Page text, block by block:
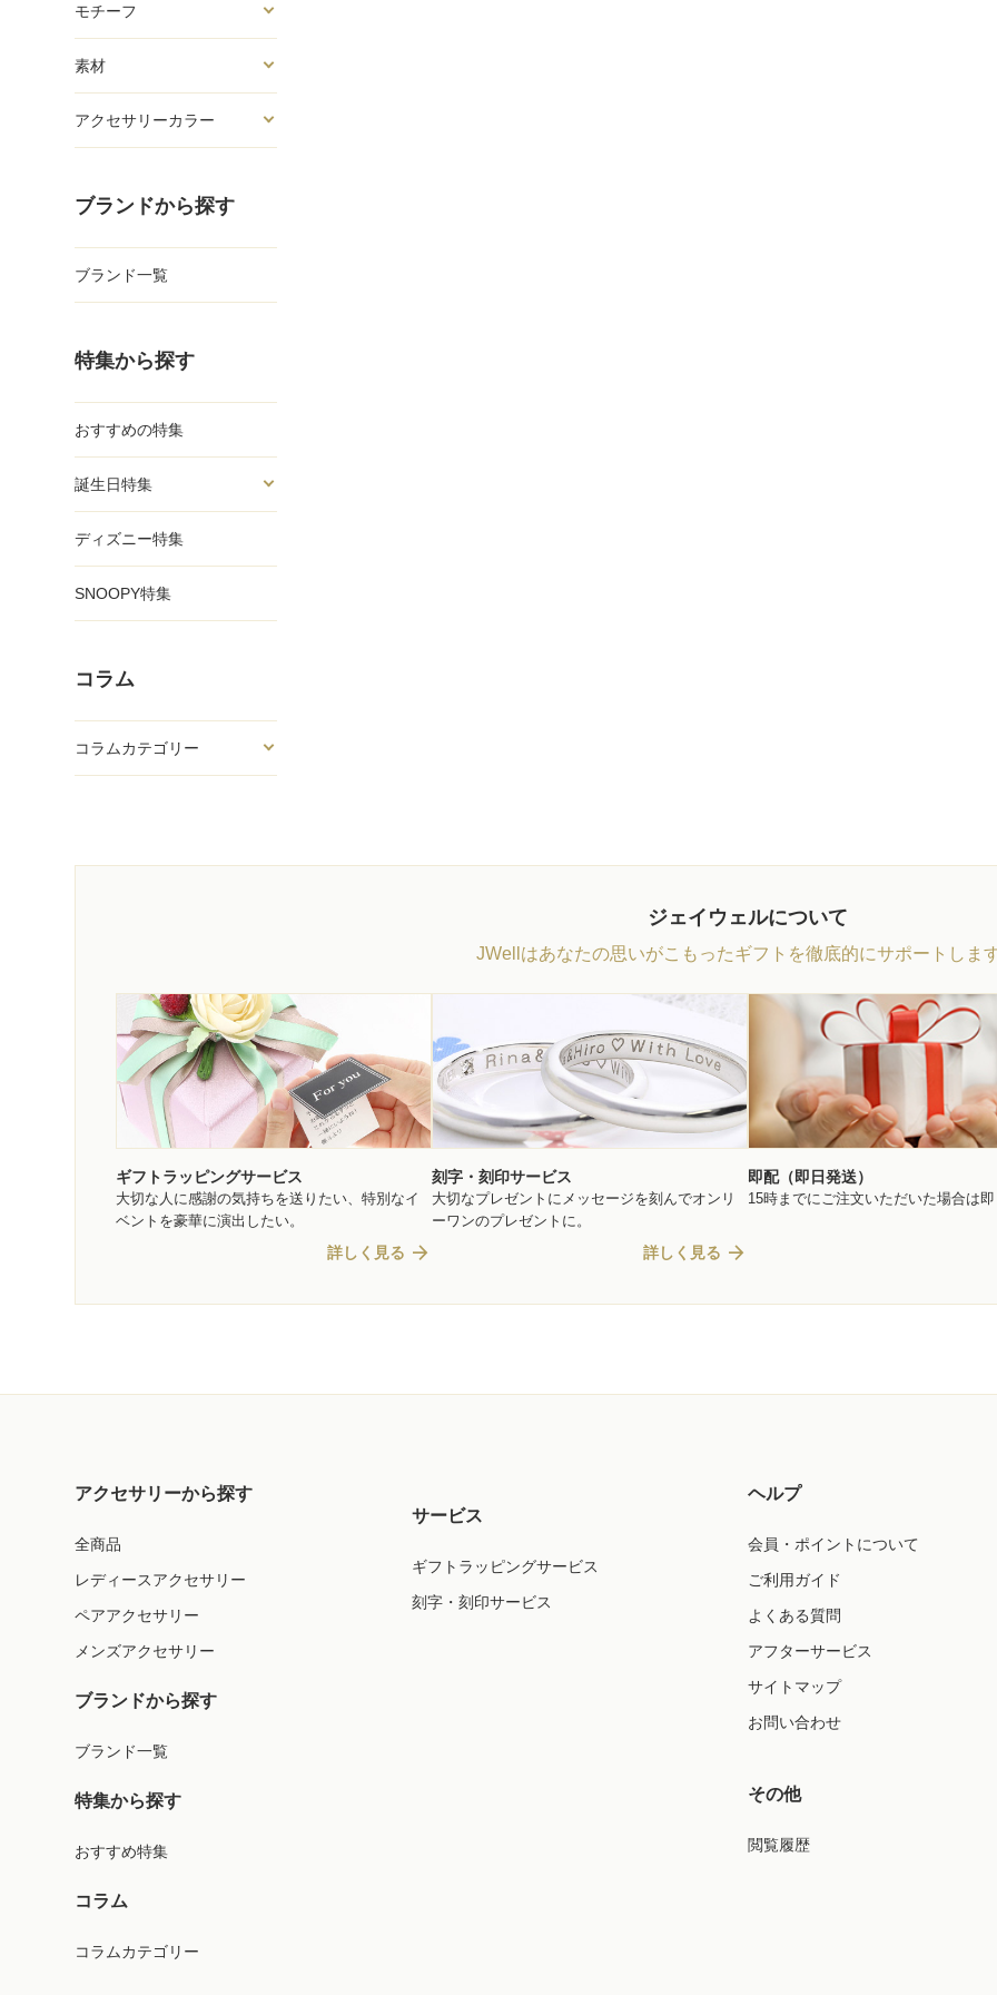
モチーフ
素材
アクセサリーカラー
ブランドから探す
ブランド一覧
特集から探す
おすすめの特集
誕生日特集
ディズニー特集
SNOOPY特集
コラム
コラムカテゴリー
ジェイウェルについて
JWellはあなたの思いがこもったギフトを徹底的にサポートしま
ギフトラッピングサービス
大切な人に感謝の気持ちを送りたい、特別なイ
ベントを豪華に演出したい。
詳しく見る arrow_forward
刻字・刻印サービス
大切なプレゼントにメッセージを刻んでオンリ
ーワンのプレゼントに。
詳しく見る arrow_forward
即配（即日発送）
15時までにご注文いただいた場合は
アクセサリーから探す
全商品
レディースアクセサリー
ペアアクセサリー
メンズアクセサリー
ブランドから探す
ブランド一覧
特集から探す
おすすめ特集
コラム
コラムカテゴリー
サービス
ギフトラッピングサービス
刻字・刻印サービス
ヘルプ
会員・ポイントについて
ご利用ガイド
よくある質問
アフターサービス
サイトマップ
お問い合わせ
その他
閲覧履歴